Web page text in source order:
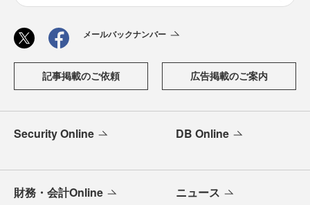
メールバックナンバー
記事掲載のご依頼 広告掲載のご案内
Security Online DB Online
財務・会計Online ニュース